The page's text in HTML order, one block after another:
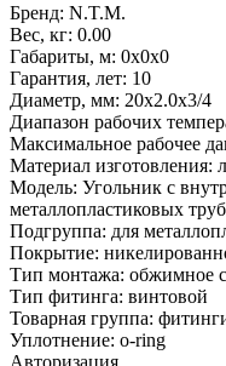
Бренд: N.T.M.
Вес, кг: 0.00
Габариты, м: 0x0x0
Гарантия, лет: 10
Диаметр, мм: 20х2.0х3/4
Диапазон рабочих
Максимальное рабочее
Материал изготовления:
Модель: Угольник с
металлопластиковых
Подгруппа: для
Покрытие:
Тип монтажа: обжимное
Тип фитинга: винтовой
Товарная группа:
Уплотнение: o-ring
Авторизация